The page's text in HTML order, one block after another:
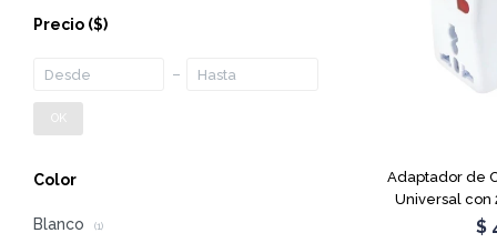
Adaptador de
Universal con
$
Precio ($)
OK
Color
Blanco (1)